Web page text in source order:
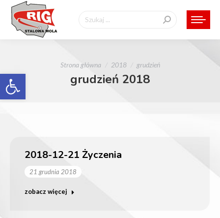
Otwórz pasek narzędzi
Szukaj:
Jesteś tutaj:
Strona główna 2018 grudzień
grudzień 2018
2018-12-21 Życzenia
21 grudnia 2018
zobacz więcej